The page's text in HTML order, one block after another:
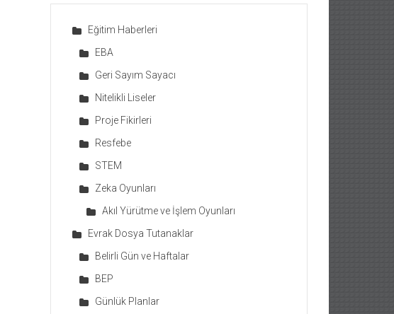
Eğitim Haberleri
EBA
Geri Sayım Sayacı
Nitelikli Liseler
Proje Fikirleri
Resfebe
STEM
Zeka Oyunları
Akıl Yürütme ve İşlem Oyunları
Evrak Dosya Tutanaklar
Belirli Gün ve Haftalar
BEP
Günlük Planlar